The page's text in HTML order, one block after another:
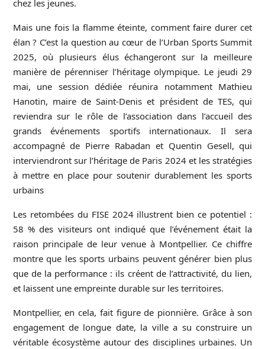
chez les jeunes.
Mais une fois la flamme éteinte, comment faire durer cet
élan ? C’est la question au cœur de l’Urban Sports Summit
2025, où plusieurs élus échangeront sur la meilleure
manière de pérenniser l’héritage olympique. Le jeudi 29
mai, une session dédiée réunira notamment Mathieu
Hanotin, maire de Saint-Denis et président de TES, qui
reviendra sur le rôle de l’association dans l’accueil des
grands événements sportifs internationaux. Il sera
accompagné de Pierre Rabadan et Quentin Gesell, qui
interviendront sur l’héritage de Paris 2024 et les stratégies
à mettre en place pour soutenir durablement les sports
urbains
Les retombées du FISE 2024 illustrent bien ce potentiel :
58 % des visiteurs ont indiqué que l’événement était la
raison principale de leur venue à Montpellier. Ce chiffre
montre que les sports urbains peuvent générer bien plus
que de la performance : ils créent de l’attractivité, du lien,
et laissent une empreinte durable sur les territoires.
Montpellier, en cela, fait figure de pionnière. Grâce à son
engagement de longue date, la ville a su construire un
véritable écosystème autour des disciplines urbaines. Un